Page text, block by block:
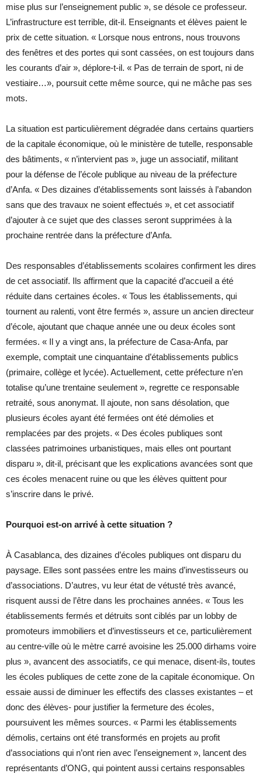
mise plus sur l’enseignement public », se désole ce professeur.
L’infrastructure est terrible, dit-il. Enseignants et élèves paient le
prix de cette situation. « Lorsque nous entrons, nous trouvons
des fenêtres et des portes qui sont cassées, on est toujours dans
les courants d’air », déplore-t-il. « Pas de terrain de sport, ni de
vestiaire…», poursuit cette même source, qui ne mâche pas ses
mots.
La situation est particulièrement dégradée dans certains quartiers
de la capitale économique, où le ministère de tutelle, responsable
des bâtiments, « n’intervient pas », juge un associatif, militant
pour la défense de l’école publique au niveau de la préfecture
d’Anfa. « Des dizaines d’établissements sont laissés à l’abandon
sans que des travaux ne soient effectués », et cet associatif
d’ajouter à ce sujet que des classes seront supprimées à la
prochaine rentrée dans la préfecture d’Anfa.
Des responsables d’établissements scolaires confirment les dires
de cet associatif. Ils affirment que la capacité d’accueil a été
réduite dans certaines écoles. « Tous les établissements, qui
tournent au ralenti, vont être fermés », assure un ancien directeur
d’école, ajoutant que chaque année une ou deux écoles sont
fermées. « Il y a vingt ans, la préfecture de Casa-Anfa, par
exemple, comptait une cinquantaine d’établissements publics
(primaire, collège et lycée). Actuellement, cette préfecture n’en
totalise qu’une trentaine seulement », regrette ce responsable
retraité, sous anonymat. Il ajoute, non sans désolation, que
plusieurs écoles ayant été fermées ont été démolies et
remplacées par des projets. « Des écoles publiques sont
classées patrimoines urbanistiques, mais elles ont pourtant
disparu », dit-il, précisant que les explications avancées sont que
ces écoles menacent ruine ou que les élèves quittent pour
s’inscrire dans le privé.
Pourquoi est-on arrivé à cette situation ?
À Casablanca, des dizaines d’écoles publiques ont disparu du
paysage. Elles sont passées entre les mains d’investisseurs ou
d’associations. D’autres, vu leur état de vétusté très avancé,
risquent aussi de l’être dans les prochaines années. « Tous les
établissements fermés et détruits sont ciblés par un lobby de
promoteurs immobiliers et d’investisseurs et ce, particulièrement
au centre-ville où le mètre carré avoisine les 25.000 dirhams voire
plus », avancent des associatifs, ce qui menace, disent-ils, toutes
les écoles publiques de cette zone de la capitale économique. On
essaie aussi de diminuer les effectifs des classes existantes – et
donc des élèves- pour justifier la fermeture des écoles,
poursuivent les mêmes sources. « Parmi les établissements
démolis, certains ont été transformés en projets au profit
d’associations qui n’ont rien avec l’enseignement », lancent des
représentants d’ONG, qui pointent aussi certains responsables